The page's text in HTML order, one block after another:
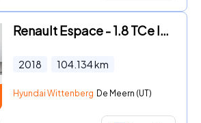
Renault Espace - 1.8 TCe Initiale Paris 7p. | Panoramadak | Leder | 7 Persoon
2018 104.134km
Hyundai Wittenberg De Meern (UT)